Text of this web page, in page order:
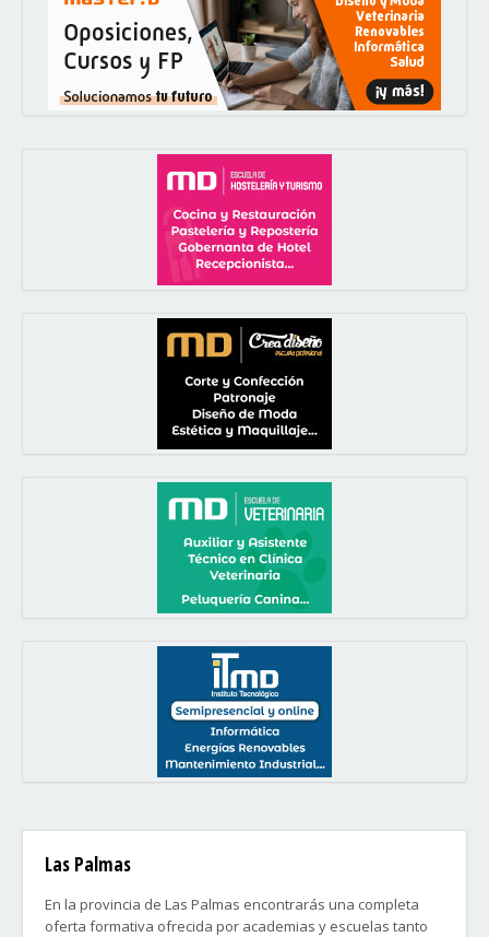
Las Palmas
En la provincia de Las Palmas encontrarás una completa
oferta formativa ofrecida por academias y escuelas tanto